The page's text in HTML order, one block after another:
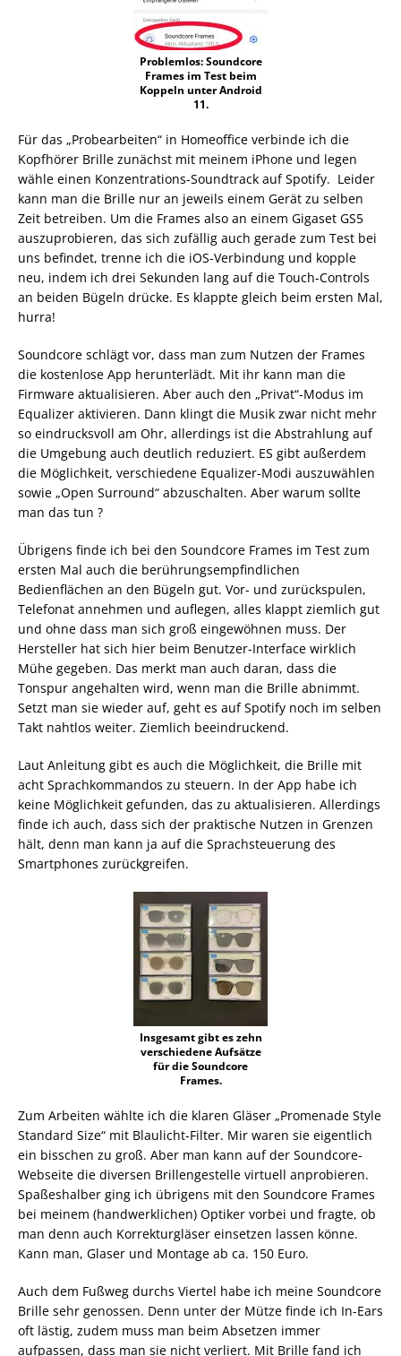
Problemlos: Soundcore
Frames im Test beim
Koppeln unter Android
11.
Für das „Probearbeiten“ in Homeoffice verbinde ich die
Kopfhörer Brille zunächst mit meinem iPhone und legen
wähle einen Konzentrations-Soundtrack auf Spotify. Leider
kann man die Brille nur an jeweils einem Gerät zu selben
Zeit betreiben. Um die Frames also an einem Gigaset GS5
auszuprobieren, das sich zufällig auch gerade zum Test bei
uns befindet, trenne ich die iOS-Verbindung und kopple
neu, indem ich drei Sekunden lang auf die Touch-Controls
an beiden Bügeln drücke. Es klappte gleich beim ersten Mal,
hurra!
Soundcore schlägt vor, dass man zum Nutzen der Frames
die kostenlose App herunterlädt. Mit ihr kann man die
Firmware aktualisieren. Aber auch den „Privat“-Modus im
Equalizer aktivieren. Dann klingt die Musik zwar nicht mehr
so eindrucksvoll am Ohr, allerdings ist die Abstrahlung auf
die Umgebung auch deutlich reduziert. ES gibt außerdem
die Möglichkeit, verschiedene Equalizer-Modi auszuwählen
sowie „Open Surround“ abzuschalten. Aber warum sollte
man das tun ?
Übrigens finde ich bei den Soundcore Frames im Test zum
ersten Mal auch die berührungsempfindlichen
Bedienflächen an den Bügeln gut. Vor- und zurückspulen,
Telefonat annehmen und auflegen, alles klappt ziemlich gut
und ohne dass man sich groß eingewöhnen muss. Der
Hersteller hat sich hier beim Benutzer-Interface wirklich
Mühe gegeben. Das merkt man auch daran, dass die
Tonspur angehalten wird, wenn man die Brille abnimmt.
Setzt man sie wieder auf, geht es auf Spotify noch im selben
Takt nahtlos weiter. Ziemlich beeindruckend.
Laut Anleitung gibt es auch die Möglichkeit, die Brille mit
acht Sprachkommandos zu steuern. In der App habe ich
keine Möglichkeit gefunden, das zu aktualisieren. Allerdings
finde ich auch, dass sich der praktische Nutzen in Grenzen
hält, denn man kann ja auf die Sprachsteuerung des
Smartphones zurückgreifen.
Insgesamt gibt es zehn
verschiedene Aufsätze
für die Soundcore
Frames.
Zum Arbeiten wählte ich die klaren Gläser „Promenade Style
Standard Size“ mit Blaulicht-Filter. Mir waren sie eigentlich
ein bisschen zu groß. Aber man kann auf der Soundcore-
Webseite die diversen Brillengestelle virtuell anprobieren.
Spaßeshalber ging ich übrigens mit den Soundcore Frames
bei meinem (handwerklichen) Optiker vorbei und fragte, ob
man denn auch Korrekturgläser einsetzen lassen könne.
Kann man, Glaser und Montage ab ca. 150 Euro.
Auch dem Fußweg durchs Viertel habe ich meine Soundcore
Brille sehr genossen. Denn unter der Mütze finde ich In-Ears
oft lästig, zudem muss man beim Absetzen immer
aufpassen, dass man sie nicht verliert. Mit Brille fand ich